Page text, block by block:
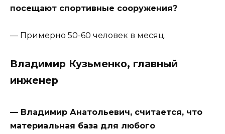
посещают спортивные сооружения?
— Примерно 50-60 человек в месяц.
Владимир Кузьменко, главный
инженер
— Владимир Анатольевич, считается, что
материальная база для любого